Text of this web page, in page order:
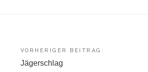
Beitragsnavigation
VORHERIGER BEITRAG:
Jägerschlag